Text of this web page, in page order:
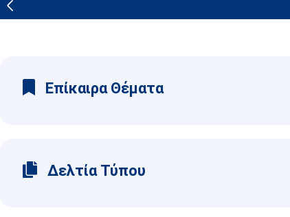
Επίκαιρα Θέματα
Δελτία Τύπου